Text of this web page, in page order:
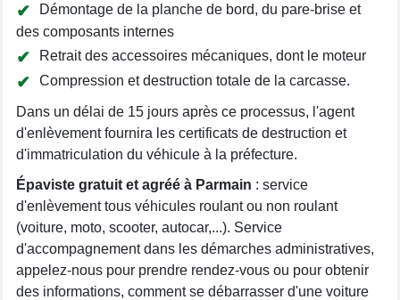
Démontage de la planche de bord, du pare-brise et
des composants internes
Retrait des accessoires mécaniques, dont le moteur
Compression et destruction totale de la carcasse.
Dans un délai de 15 jours après ce processus, l'agent
d'enlèvement fournira les certificats de destruction et
d'immatriculation du véhicule à la préfecture.
Épaviste gratuit et agréé à Parmain : service
d'enlèvement tous véhicules roulant ou non roulant
(voiture, moto, scooter, autocar,...). Service
d'accompagnement dans les démarches administratives,
appelez-nous pour prendre rendez-vous ou pour obtenir
des informations, comment se débarrasser d'une voiture